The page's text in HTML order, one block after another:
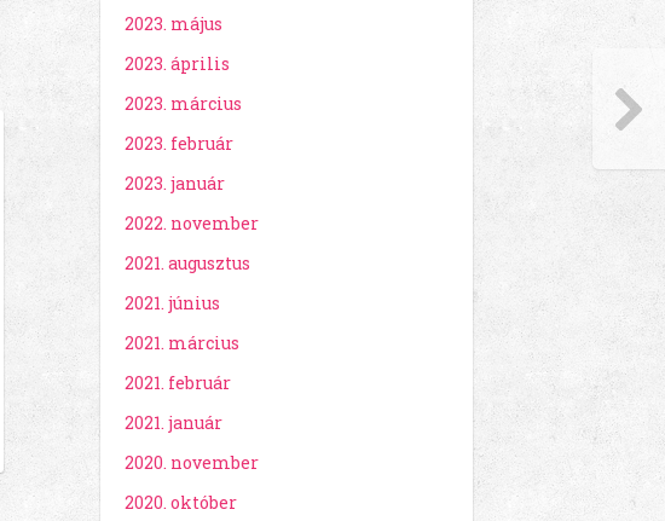
2023. május
2023. április
2023. március
2023. február
2023. január
2022. november
2021. augusztus
2021. június
2021. március
2021. február
2021. január
2020. november
2020. október